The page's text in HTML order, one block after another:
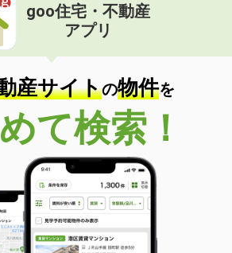
goo住宅・不動産
アプリ
産サイトの物件を
て検索！